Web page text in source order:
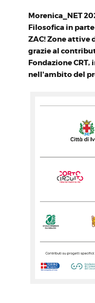
Morenica_NET
Filosofica in
ZAC! Zone attive
grazie al
Fondazione
nell'ambito del